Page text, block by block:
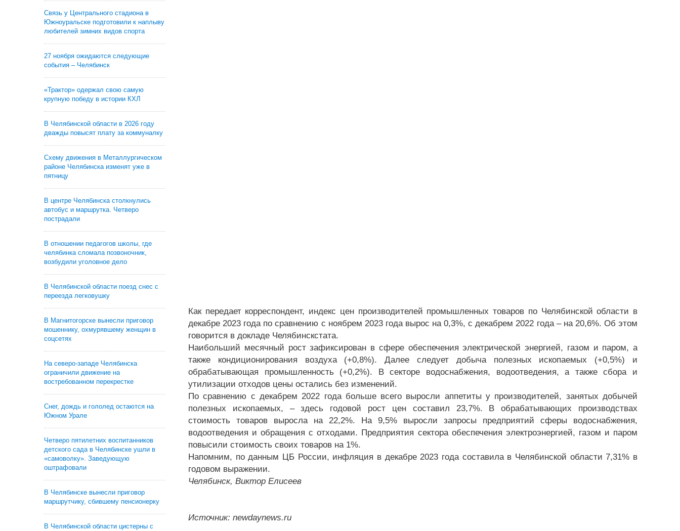
Связь у Центрального стадиона в
Южноуральске подготовили к наплыву
любителей зимних видов спорта
27 ноября ожидаются следующие
события – Челябинск
«Трактор» одержал свою самую
крупную победу в истории КХЛ
В Челябинской области в 2026 году
дважды повысят плату за коммуналку
Схему движения в Металлургическом
районе Челябинска изменят уже в
пятницу
В центре Челябинска столкнулись
автобус и маршрутка. Четверо
пострадали
В отношении педагогов школы, где
челябинка сломала позвоночник,
возбудили уголовное дело
В Челябинской области поезд снес с
переезда легковушку
В Магнитогорске вынесли приговор
мошеннику, охмурявшему женщин в
соцсетях
На северо-западе Челябинска
ограничили движение на
востребованном перекрестке
Снег, дождь и гололед остаются на
Южном Урале
Четверо пятилетних воспитанников
детского сада в Челябинске ушли в
«самоволку». Заведующую
оштрафовали
В Челябинске вынесли приговор
маршрутчику, сбившему пенсионерку
В Челябинской области цистерны с
Как передает корреспондент, индекс цен производителей промышленных товаров по Челябинской области в
декабре 2023 года по сравнению с ноябрем 2023 года вырос на 0,3%, с декабрем 2022 года – на 20,6%. Об этом
говорится в докладе Челябинскстата.
Наибольший месячный рост зафиксирован в сфере обеспечения электрической энергией, газом и паром, а
также кондиционирования воздуха (+0,8%). Далее следует добыча полезных ископаемых (+0,5%) и
обрабатывающая промышленность (+0,2%). В секторе водоснабжения, водоотведения, а также сбора и
утилизации отходов цены остались без изменений.
По сравнению с декабрем 2022 года больше всего выросли аппетиты у производителей, занятых добычей
полезных ископаемых, – здесь годовой рост цен составил 23,7%. В обрабатывающих производствах
стоимость товаров выросла на 22,2%. На 9,5% выросли запросы предприятий сферы водоснабжения,
водоотведения и обращения с отходами. Предприятия сектора обеспечения электроэнергией, газом и паром
повысили стоимость своих товаров на 1%.
Напомним, по данным ЦБ России, инфляция в декабре 2023 года составила в Челябинской области 7,31% в
годовом выражении.
Челябинск, Виктор Елисеев
Источник: newdaynews.ru